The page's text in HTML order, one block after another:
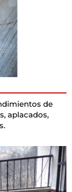
de
aplacados,